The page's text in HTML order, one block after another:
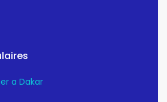
a Dakar